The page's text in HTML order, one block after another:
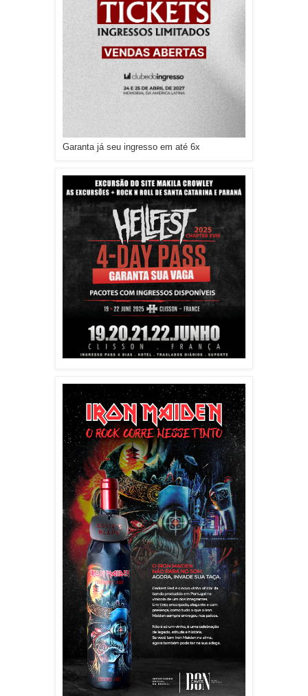
Garanta já seu ingresso em até 6x